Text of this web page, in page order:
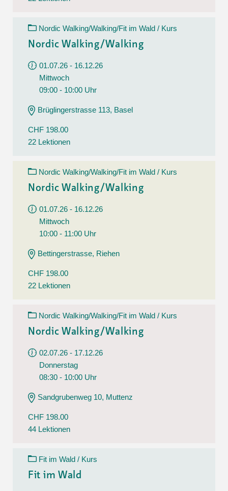
Nordic Walking/Walking/Fit im Wald / Kurs
Nordic Walking/Walking
01.07.26 - 16.12.26
Mittwoch
09:00 - 10:00 Uhr
Brüglingerstrasse 113, Basel
CHF 198.00
22 Lektionen
Nordic Walking/Walking/Fit im Wald / Kurs
Nordic Walking/Walking
01.07.26 - 16.12.26
Mittwoch
10:00 - 11:00 Uhr
Bettingerstrasse, Riehen
CHF 198.00
22 Lektionen
Nordic Walking/Walking/Fit im Wald / Kurs
Nordic Walking/Walking
02.07.26 - 17.12.26
Donnerstag
08:30 - 10:00 Uhr
Sandgrubenweg 10, Muttenz
CHF 198.00
44 Lektionen
Fit im Wald / Kurs
Fit im Wald